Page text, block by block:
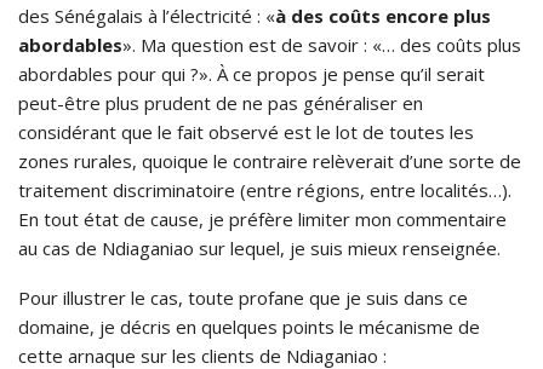
des Sénégalais à l’électricité : «à des coûts encore plus
abordables». Ma question est de savoir : «… des coûts plus
abordables pour qui ?». À ce propos je pense qu’il serait
peut-être plus prudent de ne pas généraliser en
considérant que le fait observé est le lot de toutes les
zones rurales, quoique le contraire relèverait d’une sorte de
traitement discriminatoire (entre régions, entre localités…).
En tout état de cause, je préfère limiter mon commentaire
au cas de Ndiaganiao sur lequel, je suis mieux renseignée.
Pour illustrer le cas, toute profane que je suis dans ce
domaine, je décris en quelques points le mécanisme de
cette arnaque sur les clients de Ndiaganiao :